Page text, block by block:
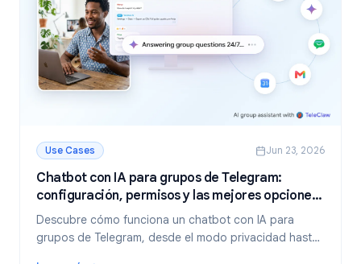
Use Cases Jun 23, 2026
Chatbot con IA para grupos de Telegram:
configuración, permisos y las mejores opciones
en 2026
Descubre cómo funciona un chatbot con IA para
grupos de Telegram, desde el modo privacidad hasta